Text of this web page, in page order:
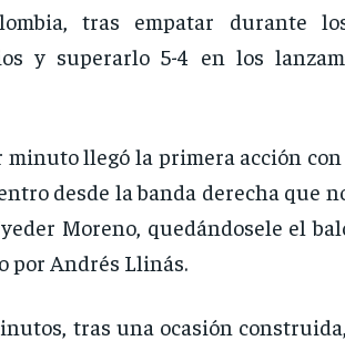
tras empatar durante
y superarlo 5-4 en los
llegó la primera acción con
desde la banda derecha que
Moreno, quedándosele el
por Andrés Llinás.
tras una ocasión